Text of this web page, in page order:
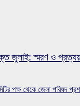
জুলাই: স্মরণ ও
পক্ষ থেকে জেলা পরিষদ